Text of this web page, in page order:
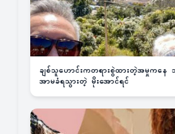
ချစ်သူဟောင်းကတရားစွဲထားတဲ့အမှုကနေ
အာမခံရသွားတဲ့ မိုးအောင်ရင်